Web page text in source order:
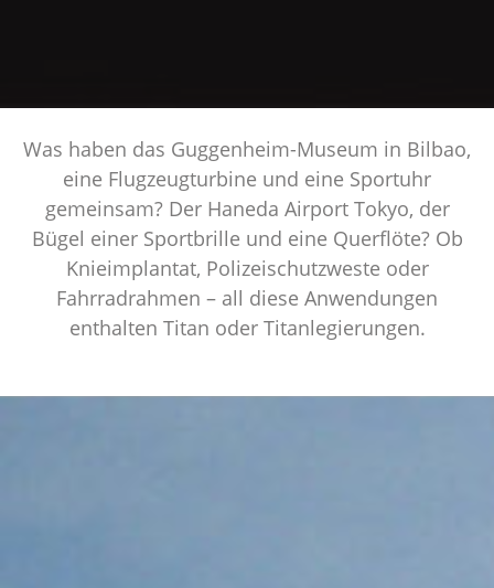
Was haben das Guggenheim-Museum in Bilbao,
eine Flugzeugturbine und eine Sportuhr
gemeinsam? Der Haneda Airport Tokyo, der
Bügel einer Sportbrille und eine Querflöte? Ob
Knieimplantat, Polizeischutzweste oder
Fahrradrahmen – all diese Anwendungen
enthalten Titan oder Titanlegierungen.